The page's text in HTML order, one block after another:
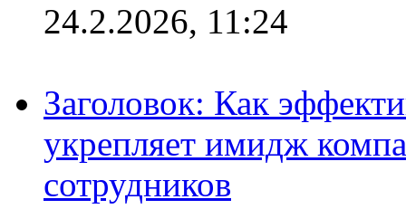
24.2.2026, 11:24
Заголовок: Как
укрепляет имидж
сотрудников